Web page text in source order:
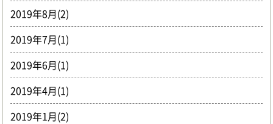
2019年8月(2)
2019年7月(1)
2019年6月(1)
2019年4月(1)
2019年1月(2)